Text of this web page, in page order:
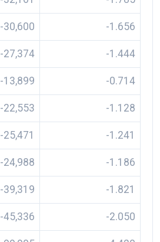
-30,600 -1.656
-27,374 -1.444
-13,899 -0.714
-22,553 -1.128
-25,471 -1.241
-24,988 -1.186
-39,319 -1.821
-45,336 -2.050